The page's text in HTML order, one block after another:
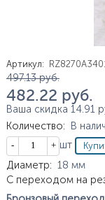
Артикул:
Цена
497.13 руб.
482.22 руб.
Ваша скидка 14.91
Количество:
В
Кол-во
шт
Характеристики
Диаметр: 18 мм
С переходом на